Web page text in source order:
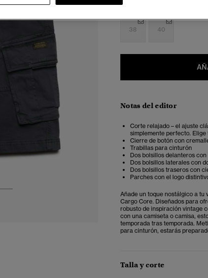
38 40
Notas del editor
Corte relajado – el ajuste
simplemente perfecto. Elige
Cierre de botón con
Trabillas para cinturón
Dos bolsillos delanteros
Dos bolsillos laterales con
Dos bolsillos traseros con
Parches con el logo
Añade un toque nostálgico a tu
Cargo Core. Diseñados para
robusto de inspiración vintage
con una camiseta o camisa,
temporada tras temporada.
para cinturón, estarás
Talla y corte